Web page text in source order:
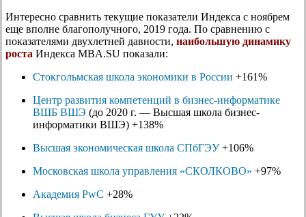
Интересно сравнить текущие показатели Индекса с ноябрем
еще вполне благополучного, 2019 года. По сравнению с
показателями двухлетней давности, наибольшую динамику
роста Индекса MBA.SU показали:
Стокгольмская школа экономики в России +161%
Центр развития компетенций в бизнес-информатике
ВШБ ВШЭ (до 2020 г. — Высшая школа бизнес-
информатики ВШЭ) +138%
Высшая экономическая школа СПбГЭУ+106%
Московская школа управления «СКОЛКОВО» +97%
Академия PwC +28%